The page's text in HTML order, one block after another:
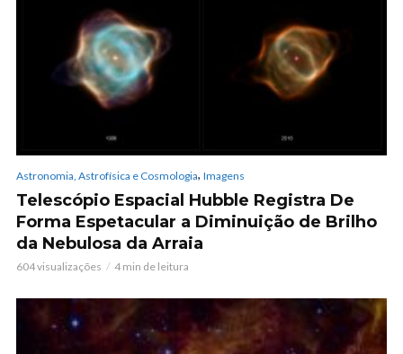
Astronomia, Astrofísica e Cosmologia, Imagens
Telescópio Espacial Hubble Registra De
Forma Espetacular a Diminuição de Brilho
da Nebulosa da Arraia
604 visualizações 4 min de leitura